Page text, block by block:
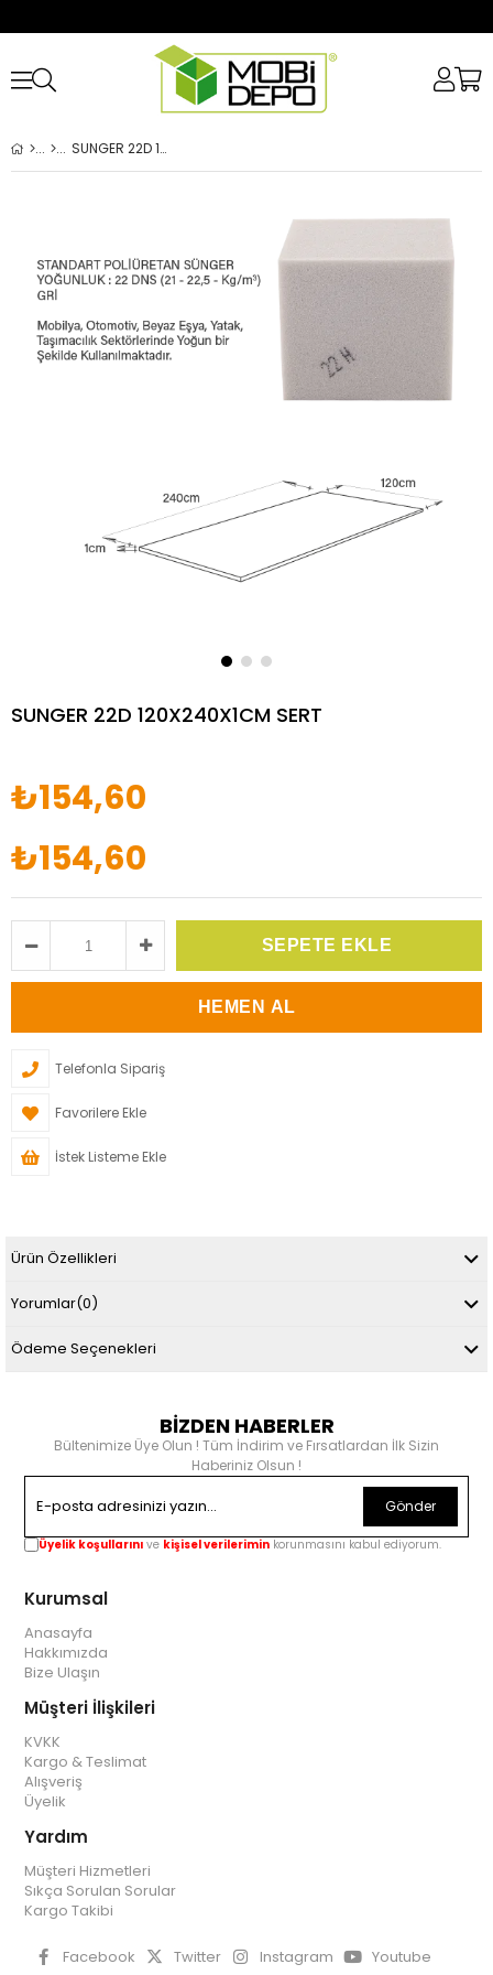
SUNGER 22D 120X240X1CM SERT
SUNGER 22D 120X240X1CM SERT
₺154,60
₺154,60
Telefonla Sipariş
Favorilere Ekle
İstek Listeme Ekle
Ürün Özellikleri
Yorumlar(0)
Ödeme Seçenekleri
BİZDEN HABERLER
Bültenimize Üye Olun ! Tüm İndirim ve Fırsatlardan İlk Sizin
Haberiniz Olsun !
Gönder
Üyelik koşullarını ve kişisel verilerimin korunmasını kabul ediyorum.
Kurumsal
Anasayfa
Hakkımızda
Bize Ulaşın
Müşteri İlişkileri
KVKK
Kargo & Teslimat
Alışveriş
Üyelik
Yardım
Müşteri Hizmetleri
Sıkça Sorulan Sorular
Kargo Takibi
Facebook Twitter Instagram Youtube